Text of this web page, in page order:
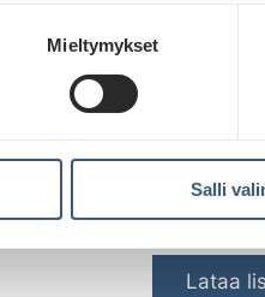
Mieltymykset
Salli
Pitkäjänteinen
kasvua – Näin
etumatkaa
Lue lisää
Lataa